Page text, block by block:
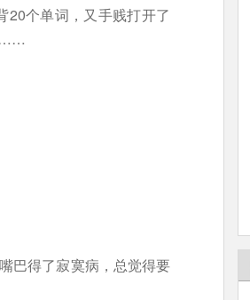
20个单词，又手贱打开了
……
巴得了寂寞病，总觉得要